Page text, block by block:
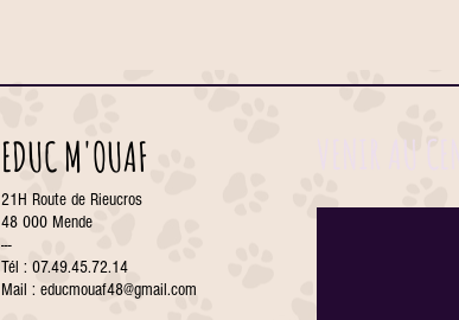
EDUC M'OUAF
21H Route de Rieucros
48 000 Mende
---
Tél : 07.49.45.72.14
Mail : educmouaf48@gmail.com
VENIR AU